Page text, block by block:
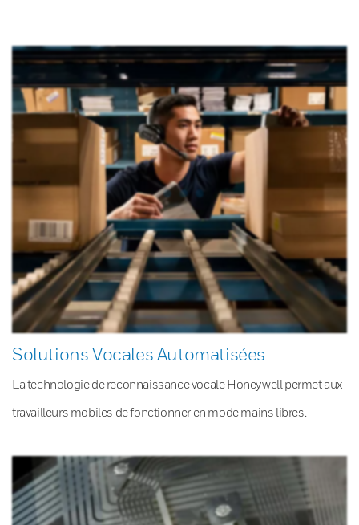
Solutions Vocales Automatisées
La technologie de reconnaissance vocale Honeywell permet aux
travailleurs mobiles de fonctionner en mode mains libres.